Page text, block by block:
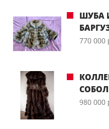
ШУБА
770 000
980 000